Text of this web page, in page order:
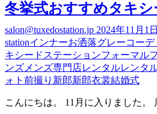
冬挙式おすすめタキシ
salon@tuxedostation.jp 2024年11月1日
stationインナーお洒落グレーコーデ
キシードステーションフォーマル
ンズ メンズ専門店レンタルレンタ
ォト 前撮り 新郎新郎衣裳結婚式
こんにちは。 11月に入りました